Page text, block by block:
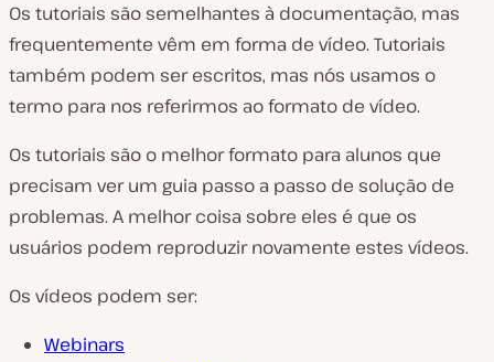
Os tutoriais são semelhantes à documentação, mas
frequentemente vêm em forma de vídeo. Tutoriais
também podem ser escritos, mas nós usamos o
termo para nos referirmos ao formato de vídeo.
Os tutoriais são o melhor formato para alunos que
precisam ver um guia passo a passo de solução de
problemas. A melhor coisa sobre eles é que os
usuários podem reproduzir novamente estes vídeos.
Os vídeos podem ser:
Webinars